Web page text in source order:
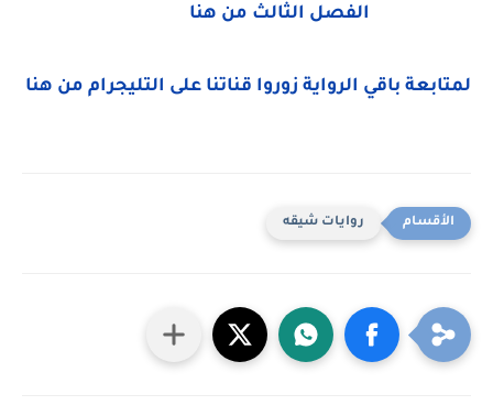
الفصل الثالث من هنا
لمتابعة باقي الرواية زوروا قناتنا على التليجرام من هنا
روايات شيقه